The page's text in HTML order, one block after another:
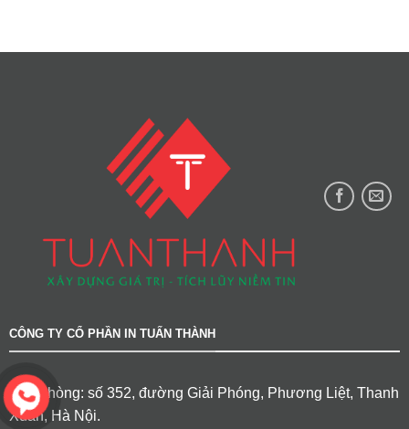
CÔNG TY CỔ PHẦN IN TUẤN THÀNH
Văn phòng: số 352, đường Giải Phóng, Phương Liệt, Thanh
Xuân, Hà Nội.